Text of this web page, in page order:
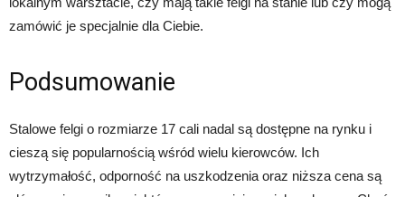
zamówić je specjalnie dla Ciebie.
Podsumowanie
Stalowe felgi o rozmiarze 17 cali nadal są dostępne na rynku i
cieszą się popularnością wśród wielu kierowców. Ich
wytrzymałość, odporność na uszkodzenia oraz niższa cena są